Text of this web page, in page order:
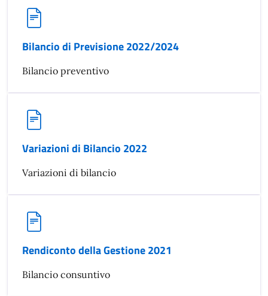
Bilancio di Previsione 2022/2024
Bilancio preventivo
Variazioni di Bilancio 2022
Variazioni di bilancio
Rendiconto della Gestione 2021
Bilancio consuntivo